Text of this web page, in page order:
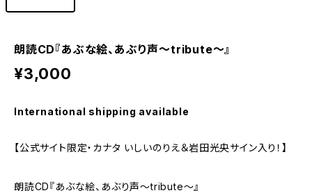
朗読CD『あぶな絵、あぶり声～tribute～』
¥3,000
International shipping available
【公式サイト限定・カナタ いしいのりえ＆岩田光央サイン入り！】
朗読CD『あぶな絵、あぶり声～tribute～』